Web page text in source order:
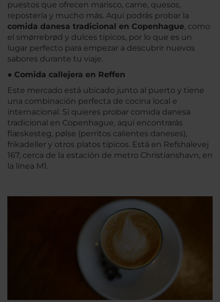
puestos que ofrecen marisco, carne, quesos,
repostería y mucho más. Aquí podrás probar la
comida danesa tradicional en Copenhague, como
el smørrebrød y dulces típicos, por lo que es un
lugar perfecto para empezar a descubrir nuevos
sabores durante tu viaje.
● Comida callejera en Reffen
Este mercado está ubicado junto al puerto y tiene
una combinación perfecta de cocina local e
internacional. Si quieres probar comida danesa
tradicional en Copenhague, aquí encontrarás
flæskesteg, pølse (perritos calientes daneses),
frikadeller y otros platos típicos. Está en Refshalevej
167, cerca de la estación de metro Christianshavn, en
la línea M1.